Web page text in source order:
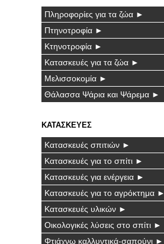
Πληροφορίες για τα ζώα ►
Πτηνοτροφία ►
Κτηνοτροφία ►
Κατασκευές για τα ζώα ►
Μελισσοκομία ►
Θάλασσα Ψάρια και Ψάρεμα ►
ΚΑΤΑΣΚΕΥΕΣ
Κατασκευές σπιτιών ►
Κατασκευές για το σπίτι ►
Κατασκευές για ενέργεια ►
Κατασκευές για το αγρόκτημα ►
Κατασκευές υλικών ►
Οικολογικές λύσεις στο σπίτι ►
Φτιάχνω καλλυντικά-σαπούνι ►